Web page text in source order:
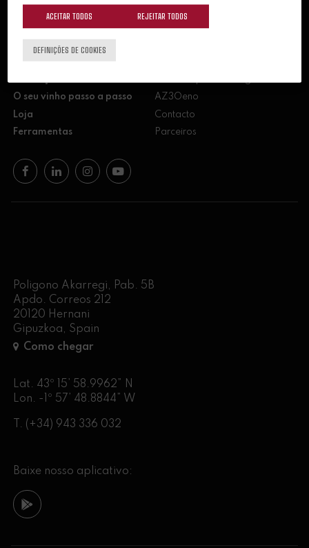
Subscrever
O seu vinho passo a passo
Loja
Ferramentas
AZ3Oeno
Contacto
Parceiros
Poligono Akarregi, Pab. 5B
Apdo. Correos 212
20120 Hernani
Gipuzkoa, Spain
Como chegar
Lat. 43º 15’ 58.9962” N
Lon. -1º 57’ 48.8844” W
T. (+34) 943 336 032
Baixe nosso aplicativo:
REJEITAR TODOS
ACEITAR TODOS
DEFINIÇÕES DE COOKIES